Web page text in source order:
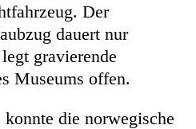
Der
dauert nur
gravierende
Museums offen.
die norwegische